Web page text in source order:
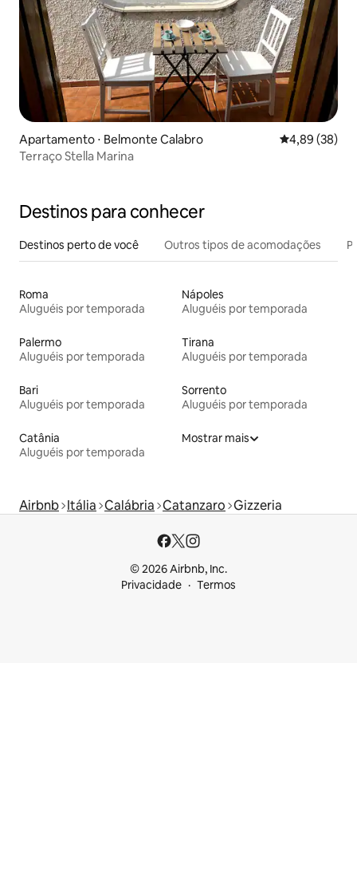
Apartamento ⋅ Belmonte Calabro 4,89 de uma
4,89 (38)
Terraço Stella Marina
Destinos para conhecer
Destinos perto de você Outros tipos de acomodações
Roma
Aluguéis por temporada
Nápoles
Aluguéis por temporada
Palermo
Aluguéis por temporada
Tirana
Aluguéis por temporada
Bari
Aluguéis por temporada
Sorrento
Aluguéis por temporada
Catânia
Aluguéis por temporada
Mostrar mais
Airbnb Itália Calábria Catanzaro Gizzeria
© 2026 Airbnb, Inc.
Privacidade
Termos